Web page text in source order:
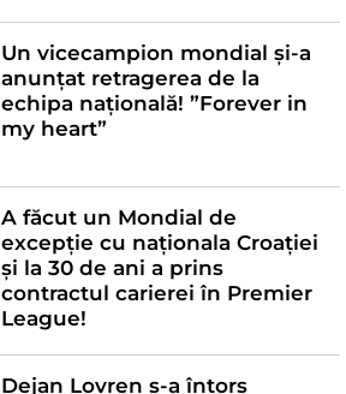
Un vicecampion mondial și-a
anunțat retragerea de la
echipa națională! ”Forever in
my heart”
A făcut un Mondial de
excepție cu naționala Croației
și la 30 de ani a prins
contractul carierei în Premier
League!
Dejan Lovren s-a întors